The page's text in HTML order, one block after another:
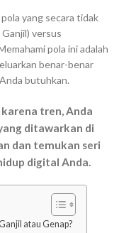
yang secara tidak
versus
pola ini adalah
benar-benar
butuhkan.
tren, Anda
ditawarkan di
dan temukan seri
digital Anda.
atau Genap?